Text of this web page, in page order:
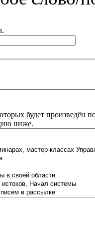
будет произведён
ниже.